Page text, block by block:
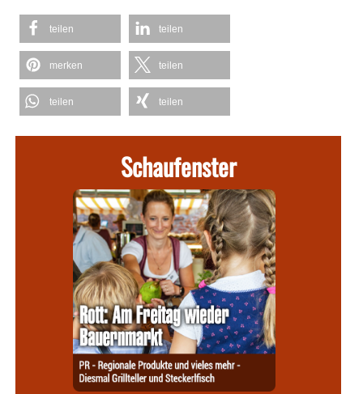
teilen teilen
merken teilen
teilen teilen
Schaufenster